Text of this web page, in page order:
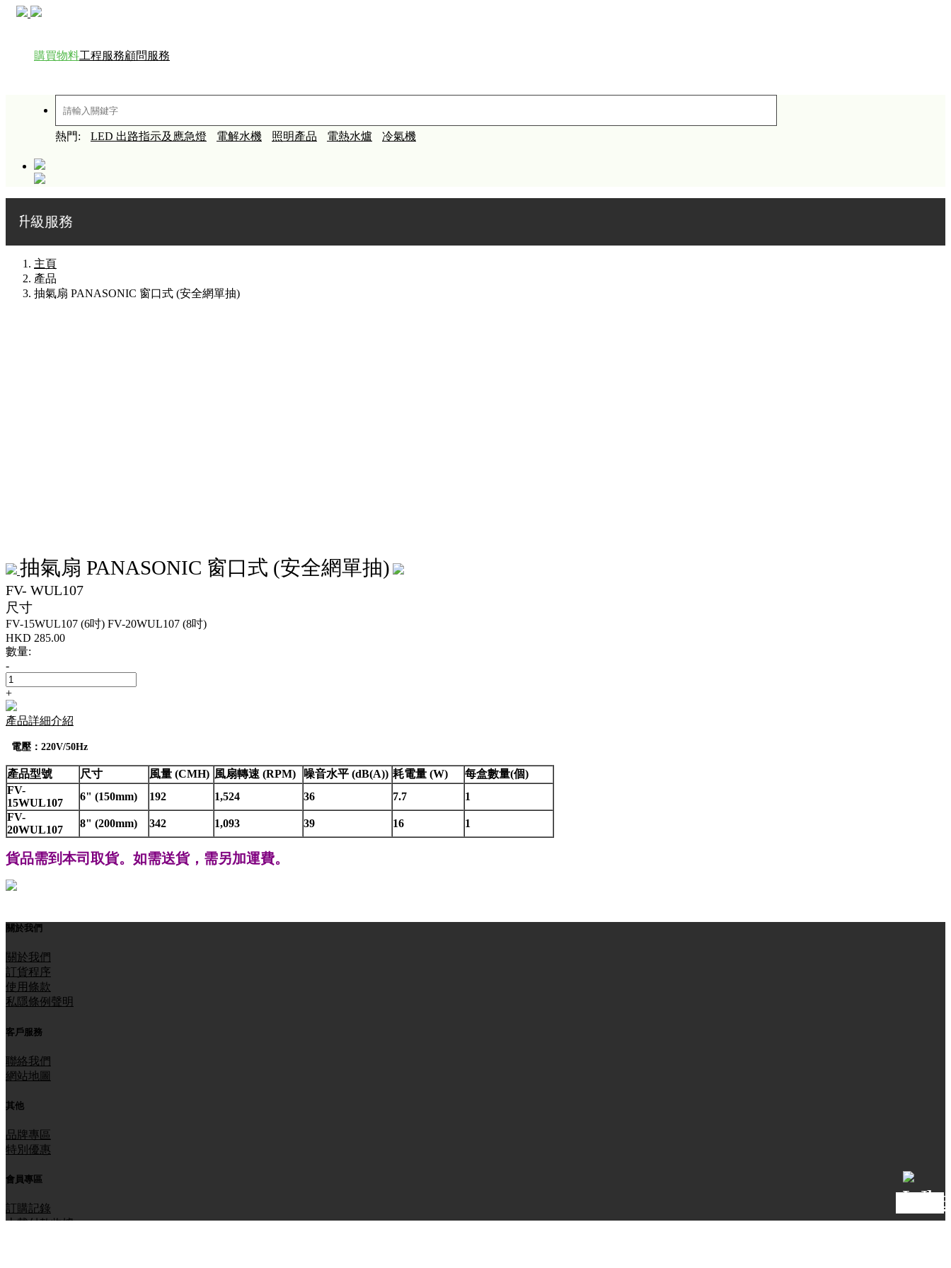
購買物料工程服務顧問服務
熱門: LED 出路指示及應急燈 電解水機 照明產品 電熱水爐 冷氣機
主頁
產品
抽氣扇 PANASONIC 窗口式 (安全網單抽)
抽氣扇 PANASONIC 窗口式 (安全網單抽)
FV- WUL107
尺寸
FV-15WUL107 (6吋) FV-20WUL107 (8吋)
HKD 285.00
數量:
-
+
產品詳細介紹
電壓：220V/50Hz
產品型號 尺寸 風量 (CMH) 風扇轉速 (RPM) 噪音水平 (dB(A)) 耗電量 (W)
每盒數量(個)
FV-
15WUL107
6" (150mm) 192 1,524 36 7.7
1
FV-
20WUL107
8" (200mm) 342 1,093 39 16 1
貨品需到本司取貨。如需送貨，需另加運費。
關於我們
關於我們
訂貨程序
使用條款
私隱條例聲明
客戶服務
聯絡我們
網站地圖
其他
品牌專區
特別優惠
會員專區
訂購記錄
上載付款收據